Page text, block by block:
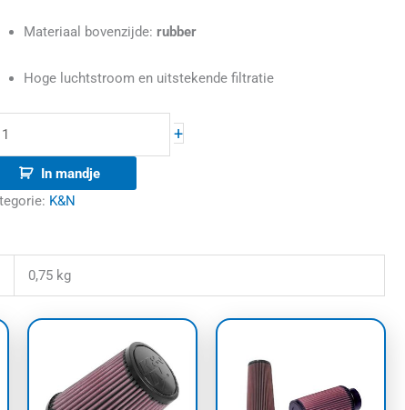
Materiaal bovenzijde: rubber
Hoge luchtstroom en uitstekende filtratie
+
In mandje
K&N
0,75 kg
Prijsklasse:
meerdere